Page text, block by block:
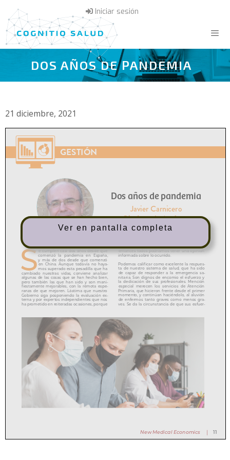
Saltar
contenido
Iniciar sesión
Menú
DOS AÑOS DE PANDEMIA
21 diciembre, 2021
Ver en pantalla completa